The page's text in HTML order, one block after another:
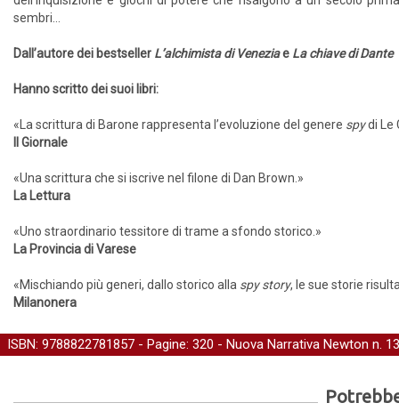
sembri…
Dall’autore dei bestseller L’alchimista di Veneziae La chiave di Dante
Hanno scritto dei suoi libri:
«La scrittura di Barone rappresenta l’evoluzione del genere spydi Le
Il Giornale
«Una scrittura che si iscrive nel filone di Dan Brown.»
La Lettura
«Uno straordinario tessitore di trame a sfondo storico.»
La Provincia di Varese
«Mischiando più generi, dallo storico alla spy story, le sue storie
Milanonera
ISBN: 9788822781857 - Pagine: 320 - Nuova Narrativa Newton n.